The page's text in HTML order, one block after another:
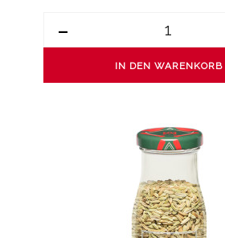
-
IN DEN WARENKORB